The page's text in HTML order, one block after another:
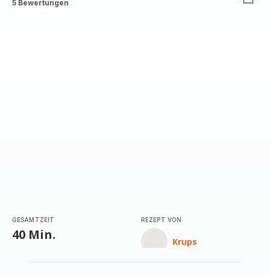
ratings.4.5
5 Bewertungen
GESAMTZEIT
40 Min.
REZEPT VON
Krups